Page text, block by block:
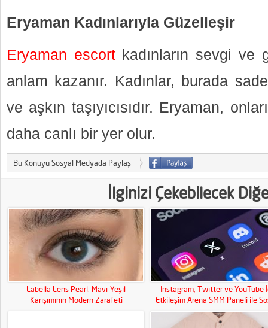
Eryaman Kadınlarıyla Güzelleşir
Eryaman escortkadınların sevgi ve
anlam kazanır. Kadınlar, burada
ve aşkın taşıyıcısıdır. Eryaman,
daha canlı bir yer olur.
Bu Konuyu Sosyal Medyada Paylaş
İlginizi Çekebilecek
Labella Lens Pearl: Mavi-Yeşil
Karışımının Modern Zarafeti
Instagram, Twitter ve YouTube
Etkileşim Arena SMM Paneli ile
Medya Gücünüzü Artırın!